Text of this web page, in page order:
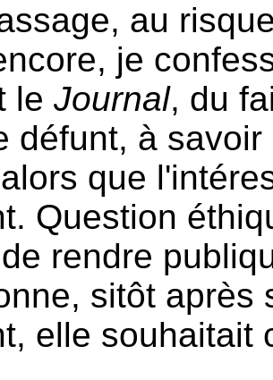
au
je
le Journal, du
défunt, à
que
Question
rendre
sitôt après
elle souhaitait